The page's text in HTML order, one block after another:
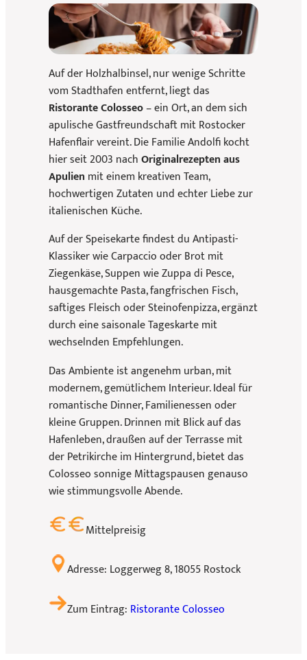
Auf der Holzhalbinsel, nur wenige Schritte
vom Stadthafen entfernt, liegt das
Ristorante Colosseo– ein Ort, an dem sich
apulische Gastfreundschaft mit Rostocker
Hafenflair vereint. Die Familie Andolfi kocht
hier seit 2003 nachOriginalrezepten aus
Apulien mit einem kreativen Team,
hochwertigen Zutaten und echter Liebe zur
italienischen Küche.
Auf der Speisekarte findest du Antipasti-
Klassiker wie Carpaccio oder Brot mit
Ziegenkäse, Suppen wie Zuppa di Pesce,
hausgemachte Pasta, fangfrischen Fisch,
saftiges Fleisch oder Steinofenpizza, ergänzt
durch eine saisonale Tageskarte mit
wechselnden Empfehlungen.
Das Ambiente ist angenehm urban, mit
modernem, gemütlichem Interieur. Ideal für
romantische Dinner, Familienessen oder
kleine Gruppen. Drinnen mit Blick auf das
Hafenleben, draußen auf der Terrasse mit
der Petrikirche im Hintergrund, bietet das
Colosseo sonnige Mittagspausen genauso
wie stimmungsvolle Abende.
Adresse: Loggerweg 8, 18055 Rostock
Zum Eintrag: Ristorante Colosseo
Mittelpreisig